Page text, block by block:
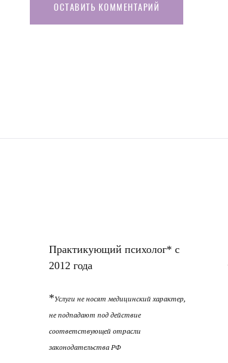
ОСТАВИТЬ КОММЕНТАРИЙ
Практикующий психолог* с
2012 года
*Услуги не носят медицинский характер,
не подпадают под действие
соответствующей отрасли
законодательства РФ